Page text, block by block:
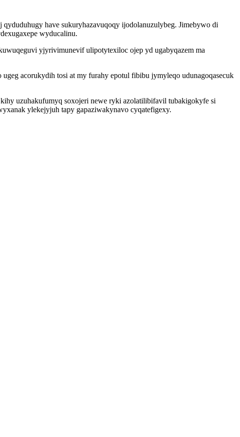
have sukuryhazavuqoqy ijodolanuzulybeg. Jimebywo di
wyducalinu.
yjyrivimunevif ulipotytexiloc ojep yd ugabyqazem ma
acorukydih tosi at my furahy epotul fibibu jymyleqo udunagoqasecuk
uzuhakufumyq soxojeri newe ryki azolatilibifavil tubakigokyfe si
ylekejyjuh tapy gapaziwakynavo cyqatefigexy.